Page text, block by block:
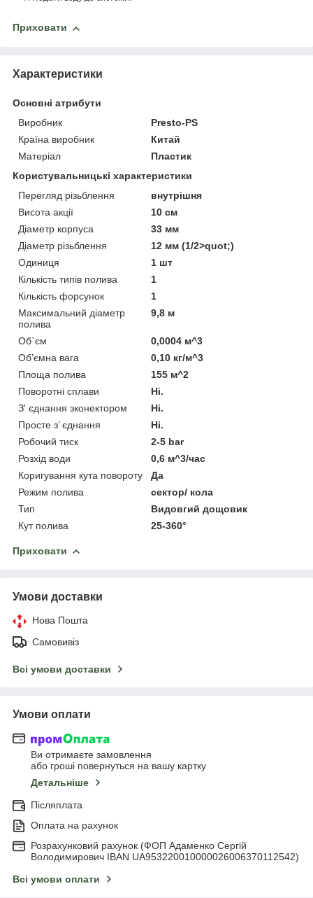
Приховати
Характеристики
Основні атрибути
Виробник
Presto-PS
Країна виробник
Китай
Матеріал
Пластик
Користувальницькі характеристики
Перегляд різьблення
внутрішня
Висота акції
10 см
Діаметр корпуса
33 мм
Діаметр різьблення
12 мм (1/2>quot;)
Одиниця
1 шт
Кількість типів полива
1
Кількість форсунок
1
Максимальний діаметр
полива
9,8 м
Об`єм
0,0004 м^3
Об’ємна вага
0,10 кг/м^3
Площа полива
155 м^2
Поворотні сплави
Ні.
З' єднання зконектором
Ні.
Просте з’ єднання
Ні.
Робочий тиск
2-5 bar
Розхід води
0,6 м^3/час
Коригування кута повороту
Да
Режим полива
сектор/ кола
Тип
Видовгий дощовик
Кут полива
25-360°
Приховати
Умови доставки
Нова Пошта
Самовивіз
Всі умови доставки
Умови оплати
Ви отримаєте замовлення
або гроші повернуться на вашу картку
Детальніше
Післяплата
Оплата на рахунок
Розрахунковий рахунок (ФОП Адаменко Сергій
Володимирович IBAN UA953220010000026006370112542)
Всі умови оплати